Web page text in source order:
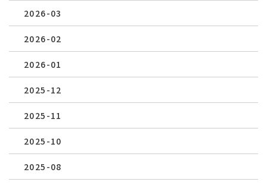
2026-03
2026-02
2026-01
2025-12
2025-11
2025-10
2025-08